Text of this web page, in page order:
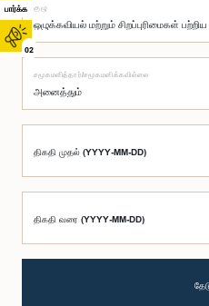
பார்க்க
02
குழு
சமூகமளித்தார்/சமூகமளிக்கவில்லை
திகதி முதல் (YYYY-MM-DD)
திகதி வரை (YYYY-MM-DD)